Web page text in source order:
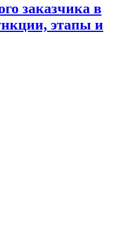
заказчика в
этапы и